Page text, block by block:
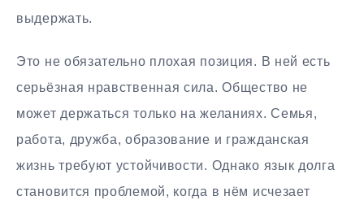
выдержать.
Это не обязательно плохая позиция. В ней есть
серьёзная нравственная сила. Общество не
может держаться только на желаниях. Семья,
работа, дружба, образование и гражданская
жизнь требуют устойчивости. Однако язык долга
становится проблемой, когда в нём исчезает